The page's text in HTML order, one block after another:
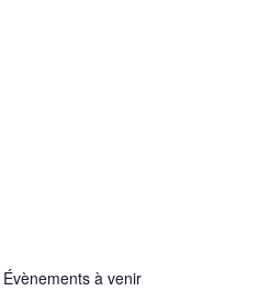
Évènements à venir